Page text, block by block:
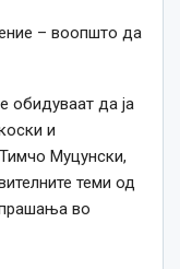
– воопшто да
обидуваат да ја
и
Муцунски,
теми од
во